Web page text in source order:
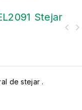
Stejar
de stejar .